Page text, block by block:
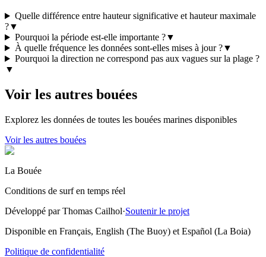
Quelle différence entre hauteur significative et hauteur maximale
?▼
Pourquoi la période est-elle importante ?▼
À quelle fréquence les données sont-elles mises à jour ?▼
Pourquoi la direction ne correspond pas aux vagues sur la plage ?
▼
Voir les autres bouées
Explorez les données de toutes les bouées marines disponibles
Voir les autres bouées
La Bouée
Conditions de surf en temps réel
Développé par Thomas Cailhol·Soutenir le projet
Disponible en Français, English (The Buoy) et Español (La Boia)
Politique de confidentialité